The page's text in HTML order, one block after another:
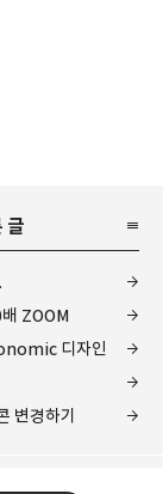
글
ZOOM
디자인
변경하기